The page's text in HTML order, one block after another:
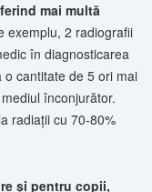
mai multă
exemplu, 2 radiografii
în diagnosticarea
cantitate de 5 ori mai
înconjurător.
radiaţii cu 70-80%
şi pentru copii,